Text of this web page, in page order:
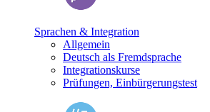
Sprachen & Integration
Allgemein
Deutsch als Fremdsprache
Integrationskurse
Prüfungen, Einbürgerungstest